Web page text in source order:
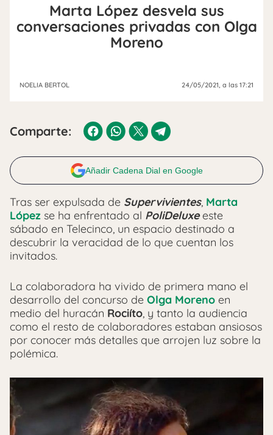
Marta López desvela sus
conversaciones privadas con Olga
Moreno
NOELIA BERTOL 24/05/2021 , a las 17:21
Comparte:
Añadir Cadena Dial en Google
Tras ser expulsada de Supervivientes, Marta
López se ha enfrentado al PoliDeluxeeste
sábado en Telecinco, un espacio destinado a
descubrir la veracidad de lo que cuentan los
invitados.
La colaboradora ha vivido de primera mano el
desarrollo del concurso de Olga Moreno en
medio del huracán Rociíto, y tanto la audiencia
como el resto de colaboradores estaban ansiosos
por conocer más detalles que arrojen luz sobre la
polémica.